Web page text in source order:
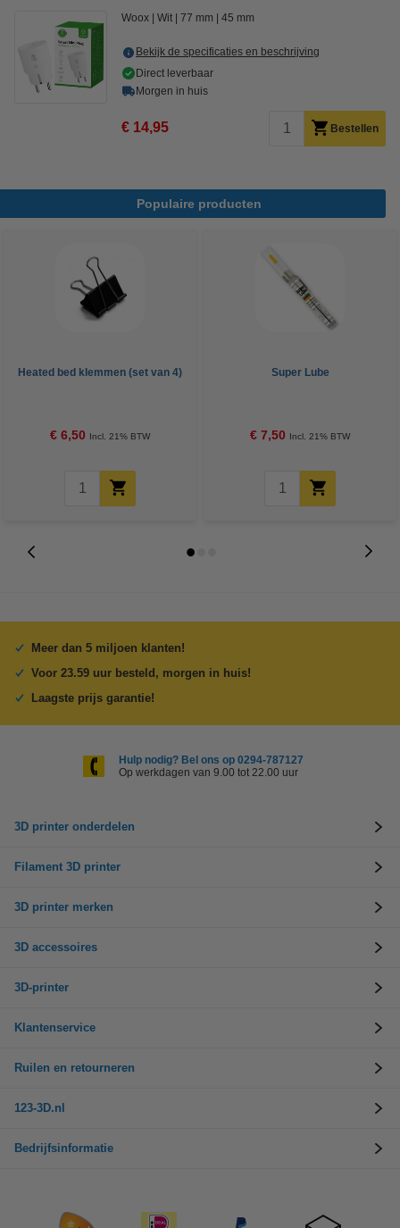
Woox Wit 77 mm 45 mm
Bekijk de specificaties en beschrijving
Direct leverbaar
Morgen in huis
€ 14,95 Bestellen
Populaire producten
Heated bed klemmen (set van 4)
€ 6,50 Incl. 21% BTW
Super Lube
€ 7,50 Incl. 21% BTW
Meer dan 5 miljoen klanten!
Voor 23.59 uur besteld, morgen in huis!
Laagste prijs garantie!
Hulp nodig? Bel ons op 0294-787127
Op werkdagen van 9.00 tot 22.00 uur
3D printer onderdelen
Filament 3D printer
3D printer merken
3D accessoires
3D-printer
Klantenservice
Ruilen en retourneren
123-3D.nl
Bedrijfsinformatie